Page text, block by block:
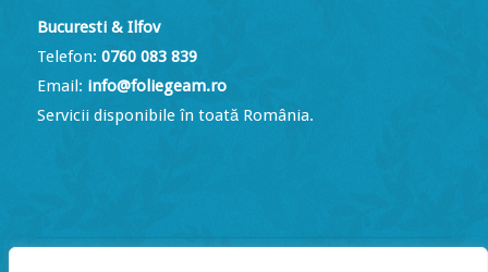
Bucuresti & Ilfov
Telefon: 0760 083 839
Email: info@foliegeam.ro
Servicii disponibile în toată România.